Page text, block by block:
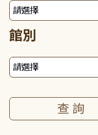
館別